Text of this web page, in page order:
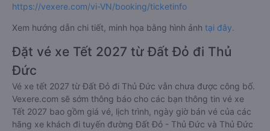
https://vexere.com/vi-VN/booking/ticketinfo
Xem hướng dẫn chi tiết, minh họa bằng hình ảnh tại đây.
Đặt vé xe Tết 2027 từ Đất Đỏ đi Thủ
Đức
Vé xe tết 2027 từ Đất Đỏ đi Thủ Đức vẫn chưa được công bố.
Vexere.com sẽ sớm thông báo cho các bạn thông tin vé xe
Tết 2027 bao gồm giá vé, lịch trình, ngày giờ bán vé của các
hãng xe khách đi tuyến đường Đất Đỏ - Thủ Đức và Thủ Đức